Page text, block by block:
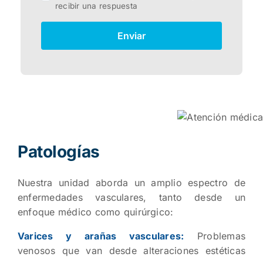
recibir una respuesta
Enviar
Patologías
Nuestra unidad aborda un amplio espectro de
enfermedades vasculares, tanto desde un
enfoque médico como quirúrgico:
Varices y arañas vasculares: Problemas
venosos que van desde alteraciones estéticas